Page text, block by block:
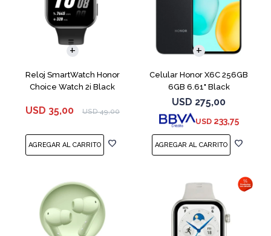
Reloj SmartWatch Honor
Choice Watch 2i Black
USD 35,00 USD 49,00
Celular Honor X6C 256GB
6GB 6.61" Black
USD 275,00
USD 233,75
COMPARAR